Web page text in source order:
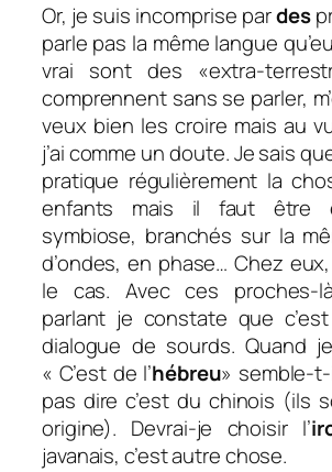
Or, je suis incomprise pardes
parle pas la même langue
vrai sont des «extra-
comprennent sans se parler,
veux bien les croire mais au
j’ai comme un doute. Je sais
pratique régulièrement la
enfants mais il faut être
symbiose, branchés sur la
d’ondes, en phase… Chez
le cas. Avec ces proches-
parlant je constate que
dialogue de sourds. Quand
« C’est de l’hébreu» semble-
pas dire c’est du chinois (ils
origine). Devrai-je choisir l’
javanais, c’est autre chose.